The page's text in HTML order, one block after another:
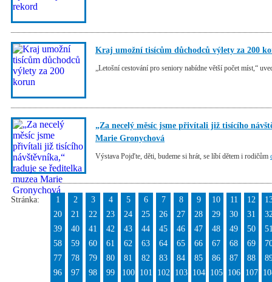
Kraj umožní tisícům důchodců výlety za 200
„Letošní cestování pro seniory nabídne větší počet míst,“
„Za necelý měsíc jsme přivítali již tisícího
Marie Gronychová
Výstava Pojďte, děti, budeme si hrát, se líbí dětem i rodičům
Stránka: 1 2 3 4 5 6 7 8 9 10 11 12
20
21 22 23 24 25 26 27 28 29 30 31
39
40 41 42 43 44 45 46 47 48 49 50
58
59 60 61 62 63 64 65 66 67 68 69
77
78 79 80 81 82 83 84 85 86 87 88
96
97 98 99 100 101 102 103 104 105 106 107